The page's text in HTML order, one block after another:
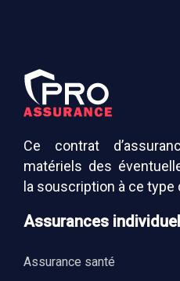
Ce contrat
matériels des
la souscription à ce type
Assurances
Assurance santé